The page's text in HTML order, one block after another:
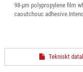
98-µm polypropylene film
caoutchouc
Tekniskt